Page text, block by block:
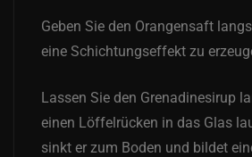
Geben Sie den Orangensaft
eine Schichtungseffekt zu
Lassen Sie den Grenadinesirup
einen Löffelrücken in das Glas
sinkt er zum Boden und bildet